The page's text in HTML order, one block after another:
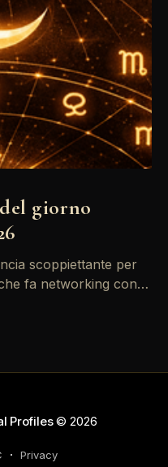
giorno
fa networking con la
che incapsuli la
Profiles© 2026
Privacy